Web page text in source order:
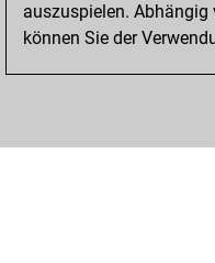
auszuspielen. Abhängig
können Sie der